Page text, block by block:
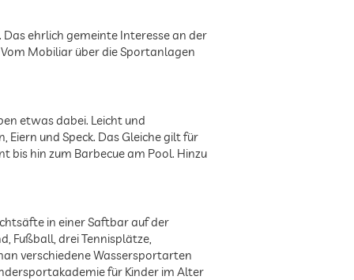
ehrlich gemeinte Interesse an der
Mobiliar über die Sportanlagen
etwas dabei. Leicht und
und Speck. Das Gleiche gilt für
bis hin zum Barbecue am Pool. Hinzu
in einer Saftbar auf der
Fußball, drei Tennisplätze,
verschiedene Wassersportarten
für Kinder im Alter